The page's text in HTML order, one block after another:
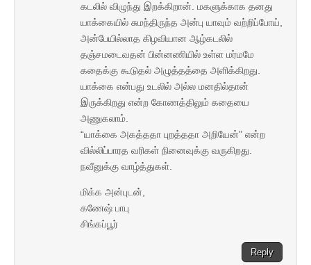
கடலில் விழுந்து இறக்கிறான். மகளுக்காக தனது
யாக்கையில் சுமந்திருந்த அன்பு யாவும் வற்றிப்போய்,
அன்பேயில்லாத கிழவியான ஆழ்கடலில்
தஞ்சமடைவதன் பின்னணியில் உள்ள மர்மமே
கதைக்கு கூடுதல் அழுத்தத்தை அளிக்கிறது.
யாக்கை என்பது உடலில் அல்ல மனதில்தான்
இருக்கிறது என்ற கோணத்திலும் கதையை
அணுகலாம்.
“யாக்கை அகத்ததா புறத்ததா அறியேன்” என்ற
வில்லிப்பாரத வரிகள் நினைவுக்கு வருகிறது.
நவீனுக்கு வாழ்த்துகள்.
மிக்க அன்புடன்,
கணேஷ் பாபு
சிங்கப்பூர்
Reply